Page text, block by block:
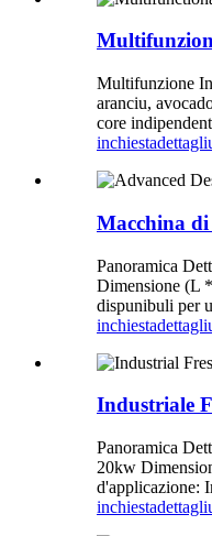
Multifunzione
aranciu,
core
inchiesta
Macchina di
Panoramica
Dimensione (L
dispunibuli per
inchiesta
Industriale
Panoramica
20kw
d'applicazione:
inchiesta